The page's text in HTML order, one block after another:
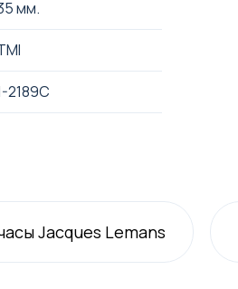
мм.
2189C
Jacques Lemans